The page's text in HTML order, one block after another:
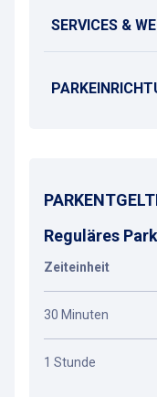
SERVICES &
Reguläres
Zeiteinheit
30 Minuten
1 Stunde